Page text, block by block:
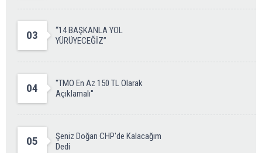
03
“14 BAŞKANLA YOL
YÜRÜYECEĞİZ”
04
''TMO En Az 150 TL Olarak
Açıklamalı''
05
Şeniz Doğan CHP'de Kalacağım
Dedi